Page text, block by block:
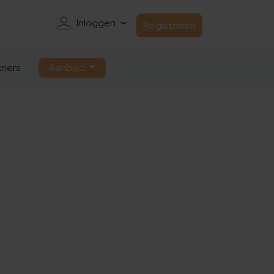
Inloggen Registreren
Aanbod